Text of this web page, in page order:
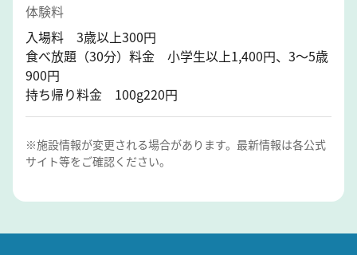
体験料
入場料 3歳以上300円
食べ放題（30分）料金 小学生以上1,400円、3～5歳
900円
持ち帰り料金 100g220円
※施設情報が変更される場合があります。最新情報は各公式
サイト等をご確認ください。